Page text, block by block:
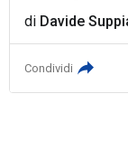
di Davide
Condividi